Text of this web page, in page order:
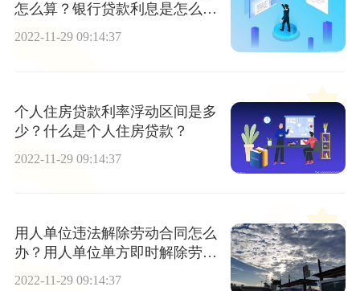
怎么算？银行贷款利息是怎么算
出来的？
2022-11-29 09:14:37
个人住房贷款利率浮动区间是多
少？什么是个人住房贷款？
2022-11-29 09:14:37
用人单位违法解除劳动合同怎么
办？用人单位单方即时解除劳动
合同的条件？
2022-11-29 09:14:37